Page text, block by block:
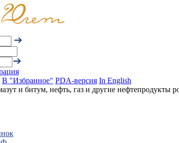
В "Избранное" PDA-версия In English
и битум, нефть, газ и другие нефтепродукты